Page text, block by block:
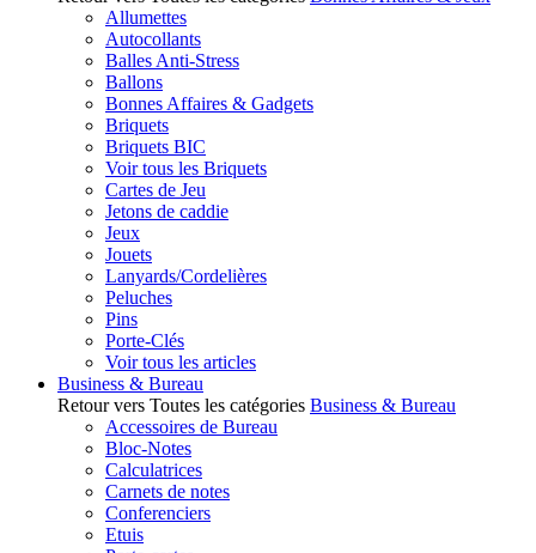
Allumettes
Autocollants
Balles Anti-Stress
Ballons
Bonnes Affaires & Gadgets
Briquets
Briquets BIC
Voir tous les Briquets
Cartes de Jeu
Jetons de caddie
Jeux
Jouets
Lanyards/Cordelières
Peluches
Pins
Porte-Clés
Voir tous les articles
Business & Bureau
Retour vers Toutes les catégories Business & Bureau
Accessoires de Bureau
Bloc-Notes
Calculatrices
Carnets de notes
Conferenciers
Etuis